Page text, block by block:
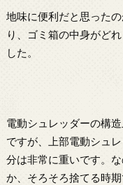
地味に便利だと思った
り、ゴミ箱の中身がど
した。
電動シュレッダーの構
ですが、上部電動シュ
分は非常に重いです。
か、そろそろ捨てる時